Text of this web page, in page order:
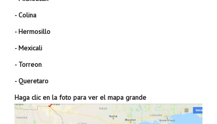
- Colina
- Hermosillo
- Mexicali
- Torreon
- Queretaro
Haga clic en la foto para ver el mapa grande